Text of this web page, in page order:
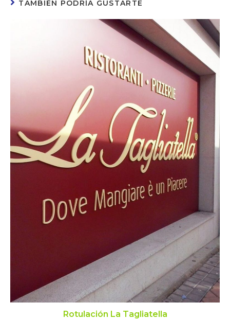
TAMBIÉN PODRÍA GUSTARTE
Rotulación La Tagliatella